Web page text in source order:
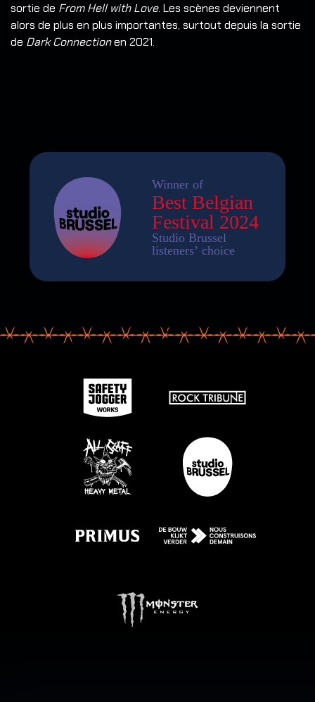
sortie de From Hell with Love. Les scènes deviennent
alors de plus en plus importantes, surtout depuis la sortie
de Dark Connectionen 2021.